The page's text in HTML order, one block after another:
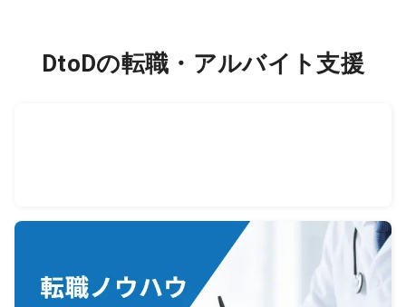
DtoDの転職・アルバイト支援